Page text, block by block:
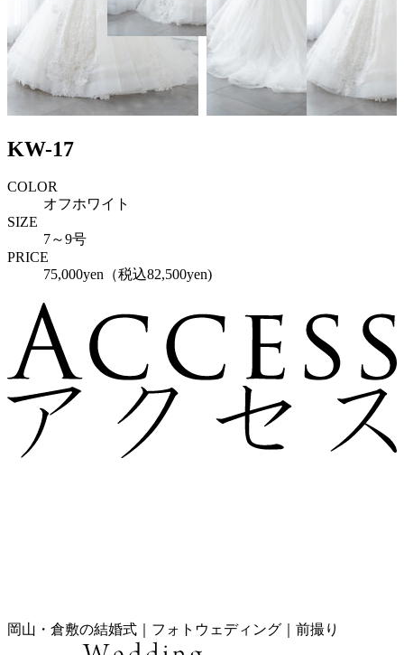
KW-17
COLOR
オフホワイト
SIZE
7～9号
PRICE
75,000yen（税込82,500yen)
岡山・倉敷の結婚式｜フォトウェディング｜前撮り